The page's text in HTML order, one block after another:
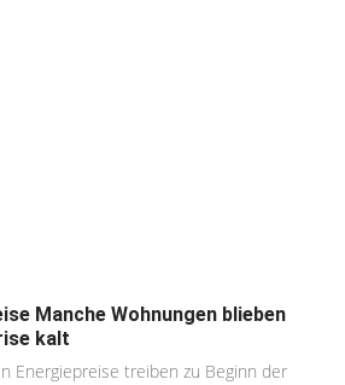
Manche Wohnungen blieben
kalt
Energiepreise treiben zu Beginn der